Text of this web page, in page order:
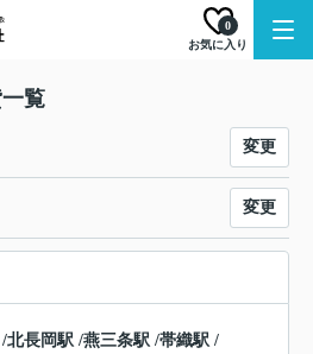
お気に入り
0
覧
変更
変更
/北長岡駅 /燕三条駅 /帯織駅 /